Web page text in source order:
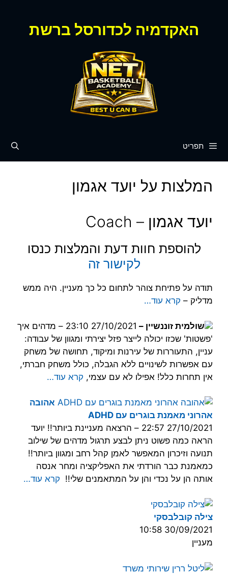
האקדמיה לכדורסל ברשת
תפריט
המלצות על יועד אגמון
יועד אגמון – Coach
להוספת חוות דעת והמלצות כנסו
לקישור זה
תודה על פתיחת צוהר לתחום כל כך מעניין. היה ממש
מדליק – קרא עוד…
שולמית זוננשיין –
27/10/2021 23:10 –
מדהים איך
'פשטות' שכזו יכולה לייצר פזל יצירתי ומגוון של עבודה:
עניין, התעוררות של עירנות ומיקוד, תחושה של משחק
עם אפשרות לשינויים ללא הגבלה, כולל משחק חברתי,
אין תחרות כלל! אפילו לא עם עצמי, קרא עוד…
אהובה
אהרוני מאמנת בוגרים עם ADHD
27/10/2021 22:57 –
הרצאה מעניינת ביותר!! יועד
הראה כמה פשוט ניתן לבצע תרגול מדהים של שילוב
תנועה וזיכרון המאפשר לאמן קהל רחב ומגוון ביותר!!
כמאמנת כבר הורדתי את האפליקציה ומחר אנסה
אותה הן על נכדי והן על המתאמנים שלי!! קרא עוד…
צילה קובלבסקי
30/09/2021 10:58
מעניין